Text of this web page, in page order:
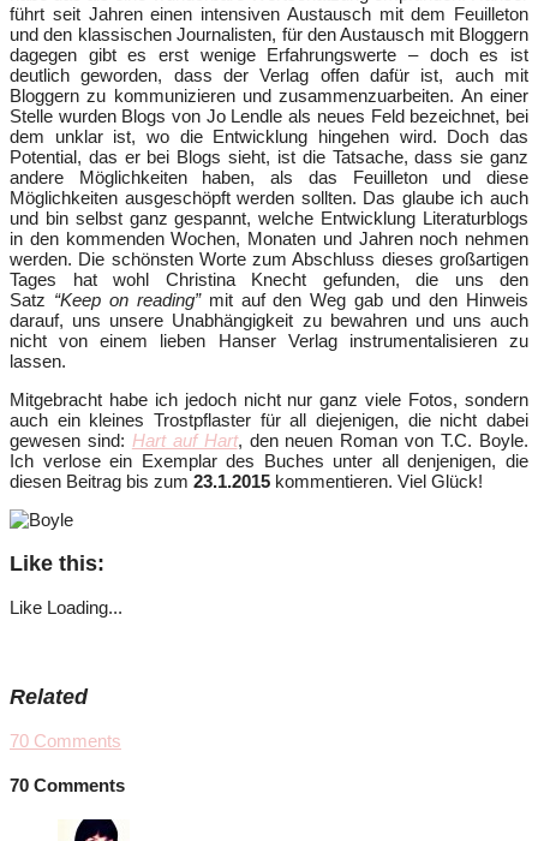
führt seit Jahren einen intensiven Austausch mit dem Feuilleton
und den klassischen Journalisten, für den Austausch mit Bloggern
dagegen gibt es erst wenige Erfahrungswerte – doch es ist
deutlich geworden, dass der Verlag offen dafür ist, auch mit
Bloggern zu kommunizieren und zusammenzuarbeiten. An einer
Stelle wurden Blogs von Jo Lendle als neues Feld bezeichnet, bei
dem unklar ist, wo die Entwicklung hingehen wird. Doch das
Potential, das er bei Blogs sieht, ist die Tatsache, dass sie ganz
andere Möglichkeiten haben, als das Feuilleton und diese
Möglichkeiten ausgeschöpft werden sollten. Das glaube ich auch
und bin selbst ganz gespannt, welche Entwicklung Literaturblogs
in den kommenden Wochen, Monaten und Jahren noch nehmen
werden. Die schönsten Worte zum Abschluss dieses großartigen
Tages hat wohl Christina Knecht gefunden, die uns den
Satz “Keep on reading”mit auf den Weg gab und den Hinweis
darauf, uns unsere Unabhängigkeit zu bewahren und uns auch
nicht von einem lieben Hanser Verlag instrumentalisieren zu
lassen.
Mitgebracht habe ich jedoch nicht nur ganz viele Fotos, sondern
auch ein kleines Trostpflaster für all diejenigen, die nicht dabei
gewesen sind: Hart auf Hart, den neuen Roman von T.C. Boyle.
Ich verlose ein Exemplar des Buches unter all denjenigen, die
diesen Beitrag bis zum 23.1.2015 kommentieren. Viel Glück!
Like this:
Like Loading...
Related
70 Comments
70 Comments